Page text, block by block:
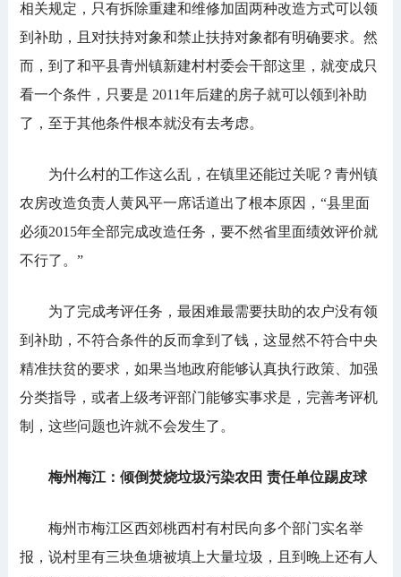
相关规定，只有拆除重建和维修加固两种改造方式可以领
到补助，且对扶持对象和禁止扶持对象都有明确要求。然
而，到了和平县青州镇新建村村委会干部这里，就变成只
看一个条件，只要是 2011年后建的房子就可以领到补助
了，至于其他条件根本就没有去考虑。
为什么村的工作这么乱，在镇里还能过关呢？青州镇
农房改造负责人黄风平一席话道出了根本原因，“县里面
必须2015年全部完成改造任务，要不然省里面绩效评价就
不行了。”
为了完成考评任务，最困难最需要扶助的农户没有领
到补助，不符合条件的反而拿到了钱，这显然不符合中央
精准扶贫的要求，如果当地政府能够认真执行政策、加强
分类指导，或者上级考评部门能够实事求是，完善考评机
制，这些问题也许就不会发生了。
梅州梅江：倾倒焚烧垃圾污染农田 责任单位踢皮球
梅州市梅江区西郊桃西村有村民向多个部门实名举
报，说村里有三块鱼塘被填上大量垃圾，且到晚上还有人